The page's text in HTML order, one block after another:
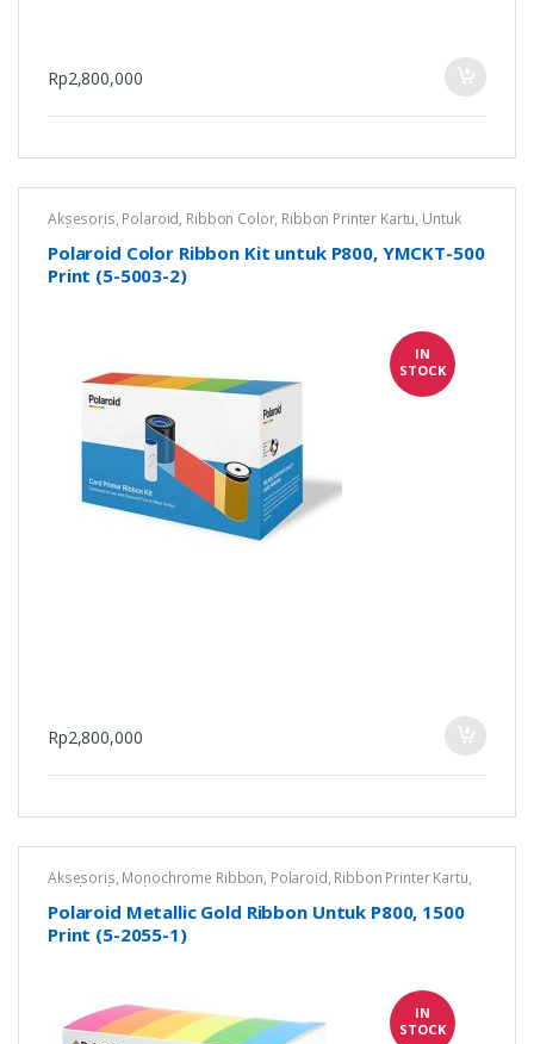
Rp2,800,000
Aksesoris, Polaroid, Ribbon Color, Ribbon Printer Kartu, Untuk
Polaroid P800
Polaroid Color Ribbon Kit untuk P800, YMCKT-500
Print (5-5003-2)
IN
STOCK
Rp2,800,000
Aksesoris, Monochrome Ribbon, Polaroid, Ribbon Printer Kartu,
Untuk Polaroid P800
Polaroid Metallic Gold Ribbon Untuk P800, 1500
Print (5-2055-1)
IN
STOCK